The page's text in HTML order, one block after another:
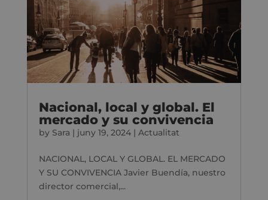
Nacional, local y global. El
mercado y su convivencia
by Sara | juny 19, 2024| Actualitat
NACIONAL, LOCAL Y GLOBAL. EL MERCADO
Y SU CONVIVENCIA Javier Buendía, nuestro
director comercial,...